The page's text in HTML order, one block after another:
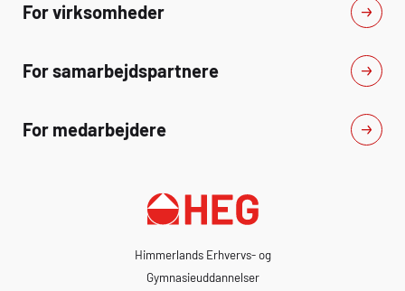
For virksomheder
For samarbejdspartnere
For medarbejdere
Himmerlands Erhvervs- og
Gymnasieuddannelser